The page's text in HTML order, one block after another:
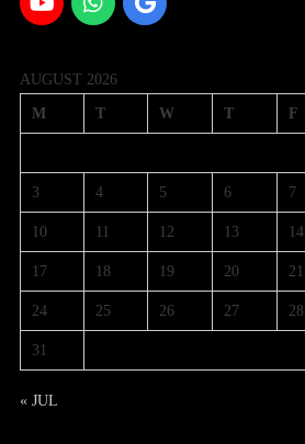
AUGUST 2026
M T W T F
3 4 5 6 7
10 11 12 13 14
17 18 19 20 21
24 25 26 27 28
31
« JUL